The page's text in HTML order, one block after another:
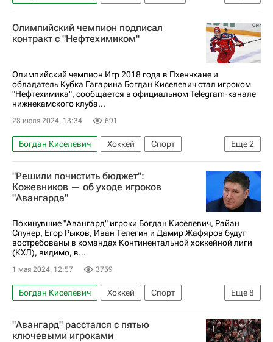
Пхенчхан
Северсталь
КХЛ 2025-2026
Национальная хоккейная лига (НХЛ)
Олимпийский чемпион подписал
контракт с "Нефтехимиком"
Олимпийский чемпион Игр 2018 года в Пхенчхане и
обладатель Кубка Гагарина Богдан Киселевич стал игроком
"Нефтехимика", сообщается в официальном Telegram-канале
нижнекамского клуба...
28 июля 2024, 13:34 691
Еще2
Богдан Киселевич Хоккей
Спорт
Северсталь
Нефтехимик
"Решили почистить бюджет":
Кожевников — об уходе игроков
"Авангарда"
Покинувшие "Авангард" игроки Богдан Киселевич, Райан
Спунер, Егор Рыков, Иван Телегин и Дамир Жафяров будут
востребованы в командах Континентальной хоккейной лиги
(КХЛ), видимо, в...
1 мая 2024, 12:57 3759
Еще8
Богдан Киселевич Хоккей
Спорт
Александр Кожевников
Авангард
Омск
Райан Спунер
Егор Рыков
"Авангард" расстался с пятью
ключевыми игроками